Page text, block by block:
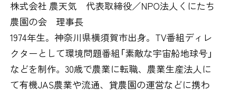
株式会社 農天気 代表取締役／NPO法人くにたち
農園の会 理事長
1974年生。神奈川県横須賀市出身。TV番組ディレ
クターとして環境問題番組「素敵な宇宙船地球号」
などを制作。30歳で農業に転職、農業生産法人に
て有機JAS農業や流通、貸農園の運営などに携わ